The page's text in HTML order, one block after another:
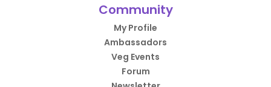
Community
My Profile
Ambassadors
Veg Events
Forum